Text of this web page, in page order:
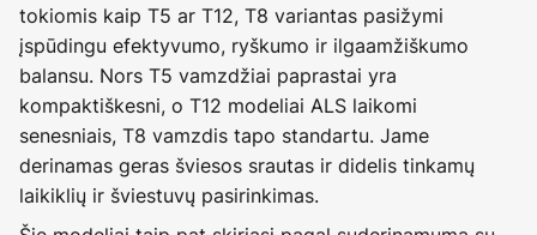
tokiomis kaip T5 ar T12, T8 variantas pasižymi
įspūdingu efektyvumo, ryškumo ir ilgaamžiškumo
balansu. Nors T5 vamzdžiai paprastai yra
kompaktiškesni, o T12 modeliai ALS laikomi
senesniais, T8 vamzdis tapo standartu. Jame
derinamas geras šviesos srautas ir didelis tinkamų
laikiklių ir šviestuvų pasirinkimas.